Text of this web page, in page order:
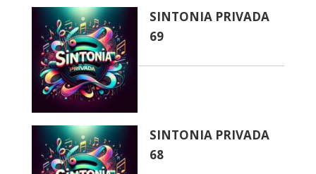
SINTONIA PRIVADA
69
SINTONIA PRIVADA
68